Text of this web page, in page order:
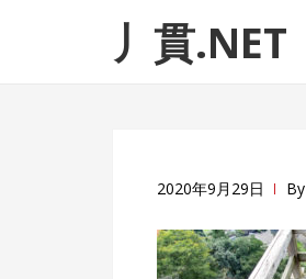
ゲ
テ丿貫.NET
2020年9月29日 By